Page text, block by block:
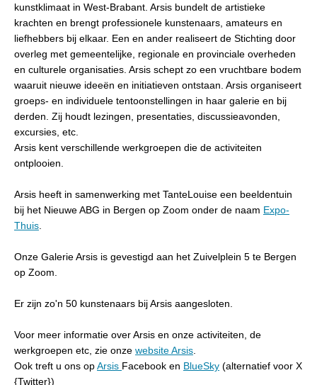
kunstklimaat in West-Brabant. Arsis bundelt de artistieke
krachten en brengt professionele kunstenaars, amateurs en
liefhebbers bij elkaar. Een en ander realiseert de Stichting door
overleg met gemeentelijke, regionale en provinciale overheden
en culturele organisaties. Arsis schept zo een vruchtbare bodem
waaruit nieuwe ideeën en initiatieven ontstaan. Arsis organiseert
groeps- en individuele tentoonstellingen in haar galerie en bij
derden. Zij houdt lezingen, presentaties, discussieavonden,
excursies, etc.
Arsis kent verschillende werkgroepen die de activiteiten
ontplooien.
Arsis heeft in samenwerking met TanteLouise een beeldentuin
bij het Nieuwe ABG in Bergen op Zoom onder de naam Expo-
Thuis
Onze Galerie Arsis is gevestigd aan het Zuivelplein 5 te Bergen
op Zoom.
Er zijn zo'n 50 kunstenaars bij Arsis aangesloten.
Voor meer informatie over Arsis en onze activiteiten, de
werkgroepen etc, zie onze website Arsis
Ook treft u ons opArsis Facebook en BlueSky (alternatief voor X
{Twitter})